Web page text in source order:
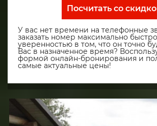
Посчитать со
У вас нет времени на телефонные
заказать номер максимально
уверенностью в том, что он точно
Вас в назначенное время?
формой онлайн-бронирования и
самые актуальные цены!